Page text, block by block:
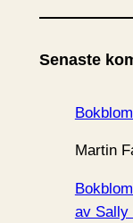
k
v
Senaste
Martin
av Sally